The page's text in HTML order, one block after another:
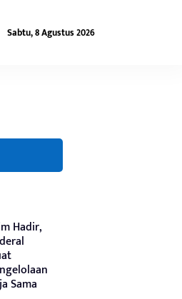
Sabtu, 8 Agustus 2026
Hadir,
Sama